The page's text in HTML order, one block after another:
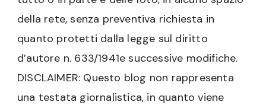
della rete, senza preventiva richiesta in
quanto protetti dalla legge sul diritto
d’autore n. 633/1941e successive modifiche.
DISCLAIMER: Questo blog non rappresenta
una testata giornalistica, in quanto viene